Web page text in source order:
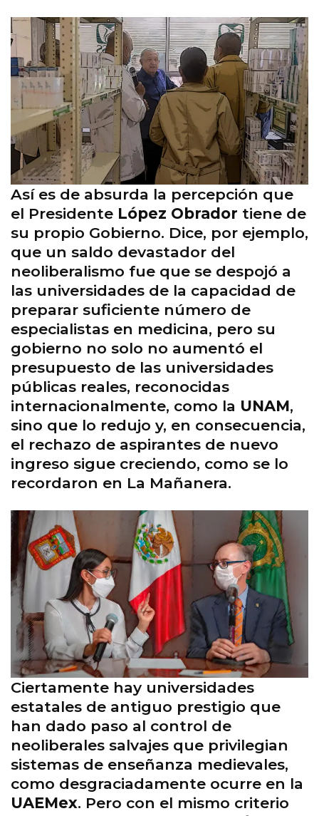
Así es de absurda la percepción que
el Presidente López Obrador tiene de
su propio Gobierno. Dice, por ejemplo,
que un saldo devastador del
neoliberalismo fue que se despojó a
las universidades de la capacidad de
preparar suficiente número de
especialistas en medicina, pero su
gobierno no solo no aumentó el
presupuesto de las universidades
públicas reales, reconocidas
internacionalmente, como la UNAM,
sino que lo redujo y, en consecuencia,
el rechazo de aspirantes de nuevo
ingreso sigue creciendo, como se lo
recordaron en La Mañanera.
Ciertamente hay universidades
estatales de antiguo prestigio que
han dado paso al control de
neoliberales salvajes que privilegian
sistemas de enseñanza medievales,
como desgraciadamente ocurre en la
UAEMex. Pero con el mismo criterio